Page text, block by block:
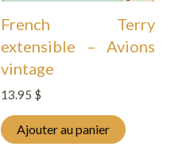
French Terry
extensible – Avions
vintage
13.95 $
Ajouter au panier